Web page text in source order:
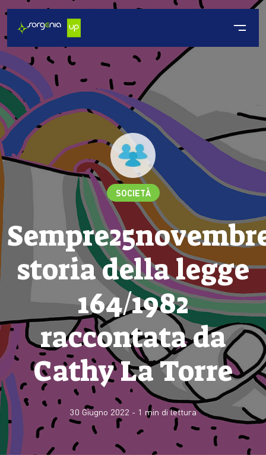
SOCIETÀ
storia della legge
164/1982
raccontata da
Cathy La Torre
30 Giugno 2022 - 1 min di lettura